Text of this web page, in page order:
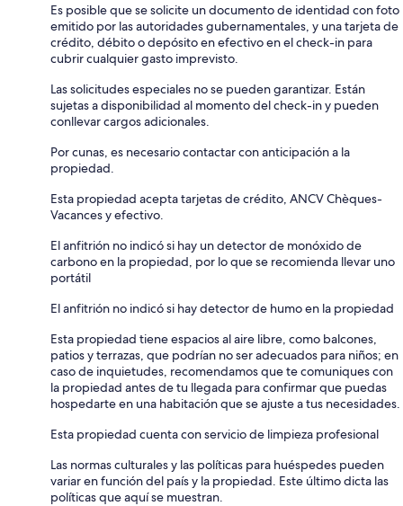
Es posible que se solicite un documento de identidad con foto
emitido por las autoridades gubernamentales, y una tarjeta de
crédito, débito o depósito en efectivo en el check-in para
cubrir cualquier gasto imprevisto.
Las solicitudes especiales no se pueden garantizar. Están
sujetas a disponibilidad al momento del check-in y pueden
conllevar cargos adicionales.
Por cunas, es necesario contactar con anticipación a la
propiedad.
Esta propiedad acepta tarjetas de crédito, ANCV Chèques-
Vacances y efectivo.
El anfitrión no indicó si hay un detector de monóxido de
carbono en la propiedad, por lo que se recomienda llevar uno
portátil
El anfitrión no indicó si hay detector de humo en la propiedad
Esta propiedad tiene espacios al aire libre, como balcones,
patios y terrazas, que podrían no ser adecuados para niños; en
caso de inquietudes, recomendamos que te comuniques con
la propiedad antes de tu llegada para confirmar que puedas
hospedarte en una habitación que se ajuste a tus necesidades.
Esta propiedad cuenta con servicio de limpieza profesional
Las normas culturales y las políticas para huéspedes pueden
variar en función del país y la propiedad. Este último dicta las
políticas que aquí se muestran.